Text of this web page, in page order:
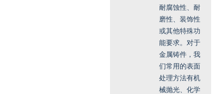
耐腐蚀性、耐
磨性、装饰性
或其他特殊功
能要求。对于
金属铸件，我
们常用的表面
处理方法有机
械抛光、化学